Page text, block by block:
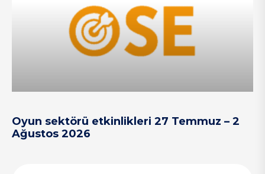
Oyun sektörü etkinlikleri 27 Temmuz – 2
Ağustos 2026